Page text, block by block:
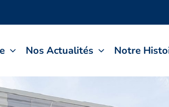
Nos Actualités Notre